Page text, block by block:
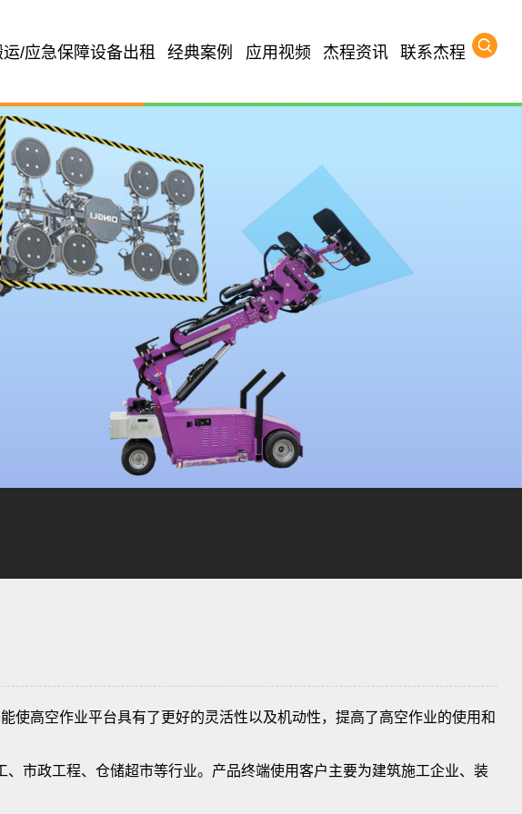
运/应急保障设备出租 经典案例 应用视频 杰程资讯 联系杰程
使高空作业平台具有了更好的灵活性以及机动性，提高了高空作业的使用和
市政工程、仓储超市等行业。产品终端使用客户主要为建筑施工企业、装